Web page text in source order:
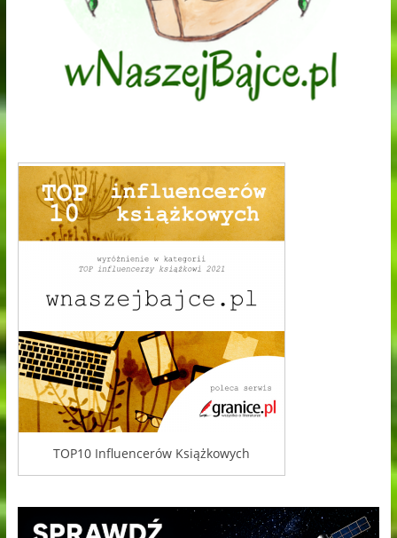
TOP10 Influencerów Książkowych